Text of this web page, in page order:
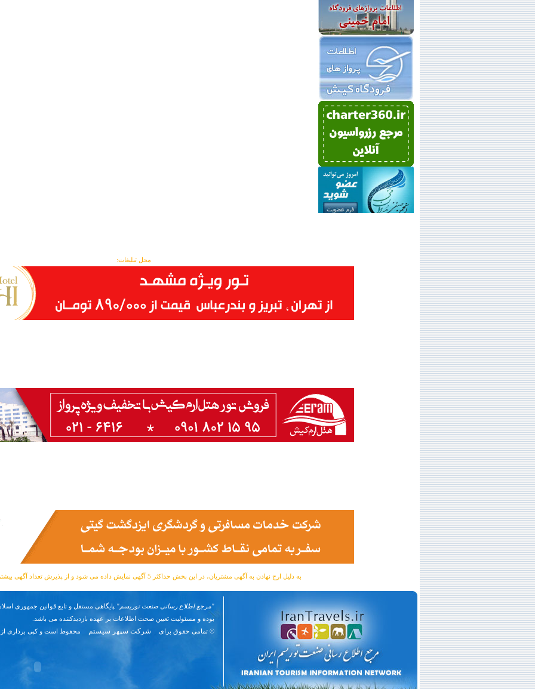
محل تبلیغات:
به دلیل ارج نهادن به آگهی مشتریان، در این بخش حداکثر 5 آگهی نمایش داده می شود و از پذیرش تعداد آگهی بیشتر معذوریم.
"مرجع اطلاع رسانی صنعت توریسم" پایگاهی مستقل و تابع قوانین جمهوری
بوده و مسئوليت تعیین صحت اطلاعات بر عهده بازدیدکننده می باشد.
© تمامی حقوق برای
شرکت سپهر سیستم محفوظ است و کپی برداری